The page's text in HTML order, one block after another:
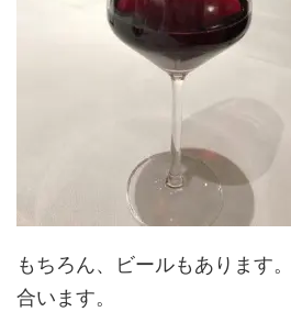
もちろん、ビールもあります
合います。